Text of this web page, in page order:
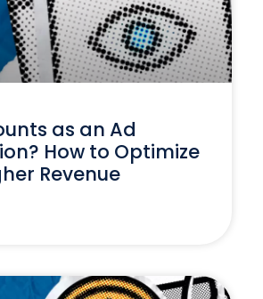
as an Ad
How to Optimize
Revenue